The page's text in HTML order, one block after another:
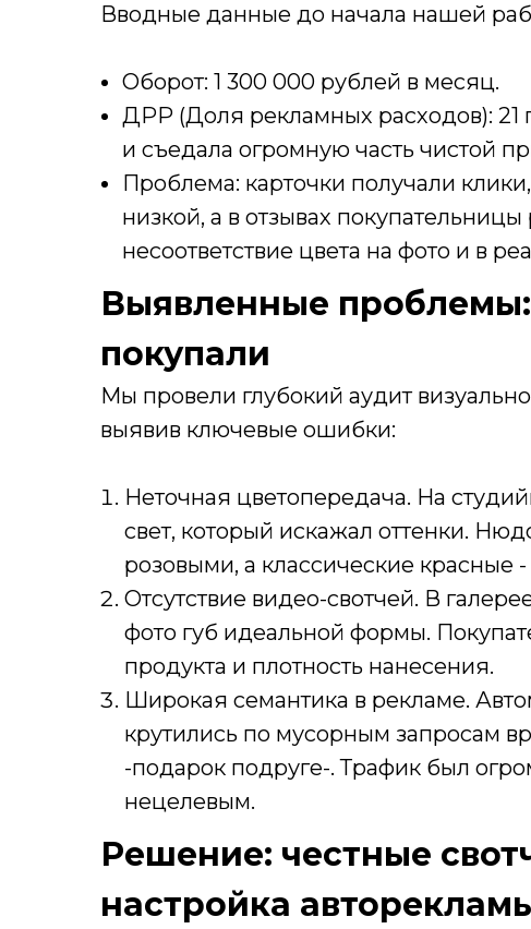
Вводные данные до начала нашей
Оборот: 1 300 000 рублей в месяц.
ДРР (Доля рекламных расходов): 21
и съедала огромную часть чистой
Проблема: карточки получали
низкой, а в отзывах
несоответствие цвета на фото и в
Выявленные
покупали
Мы провели глубокий аудит
выявив ключевые ошибки:
Неточная цветопередача. На
свет, который искажал оттенки.
розовыми, а классические красные
Отсутствие видео-свотчей. В
фото губ идеальной формы.
продукта и плотность нанесения.
Широкая семантика в рекламе.
крутились по мусорным запросам
-подарок подруге-. Трафик был
нецелевым.
Решение: честные
настройка